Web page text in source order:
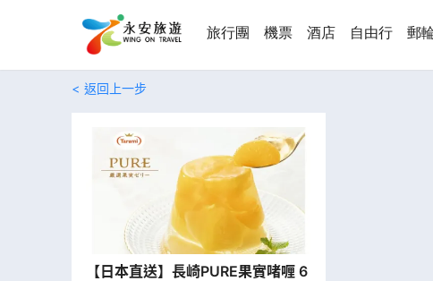
旅行團 機票 酒店 自由行 郵
返回上一步
【日本直送】長崎PURE果實啫喱 6